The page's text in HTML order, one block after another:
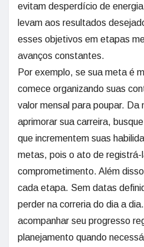
evitam desperdício de
levam aos resultados
esses objetivos em etapas
avanços constantes.
Por exemplo, se sua meta é
comece organizando suas
valor mensal para poupar.
aprimorar sua carreira,
que incrementem suas
metas, pois o ato de registrá-
comprometimento. Além
cada etapa. Sem datas
perder na correria do dia a
acompanhar seu progresso
planejamento quando